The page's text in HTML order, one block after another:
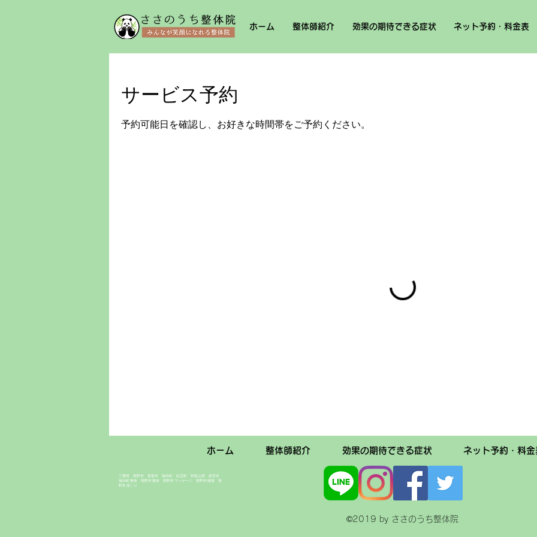
ホーム 整体師紹介 効果の期待できる症状 ネット予約・料金表
サービス予約
予約可能日を確認し、お好きな時間帯をご予約ください。
ホーム 整体師紹介 効果の期待できる症状 ネット予約・料金
​三重県 熊野市 尾鷲市 御浜町 紀宝町 和歌山県 新宮市
​御浜町 整体 熊野市 整体 熊野市 マッサージ 熊野市 腰痛 熊
野市 肩こり
©2019 by ささのうち整体院